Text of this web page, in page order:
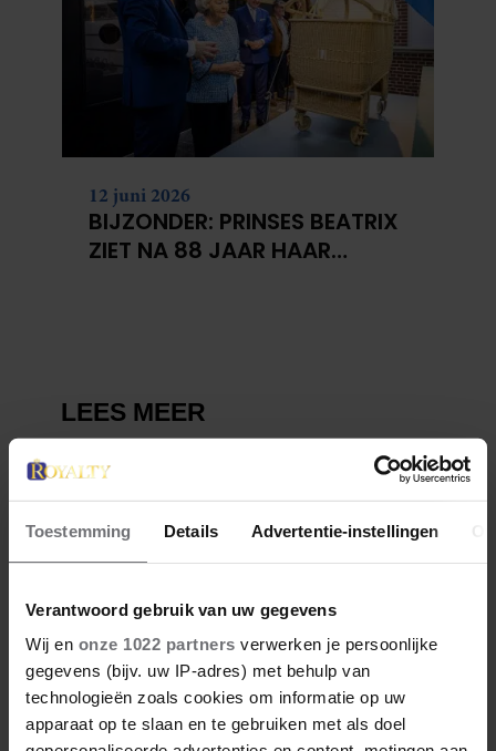
Toestemming Details Advertentie-instellingen
Verantwoord gebruik van uw gegevens
Wij en onze 1022 partners verwerken je persoonlijke
gegevens (bijv. uw IP-adres) met behulp van
technologieën zoals cookies om informatie op uw
apparaat op te slaan en te gebruiken met als doel
12 juni 2026
BIJZONDER: PRINSES BEATRIX
ZIET NA 88 JAAR HAAR